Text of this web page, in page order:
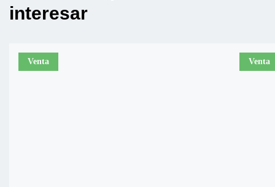
interesar
Venta Venta